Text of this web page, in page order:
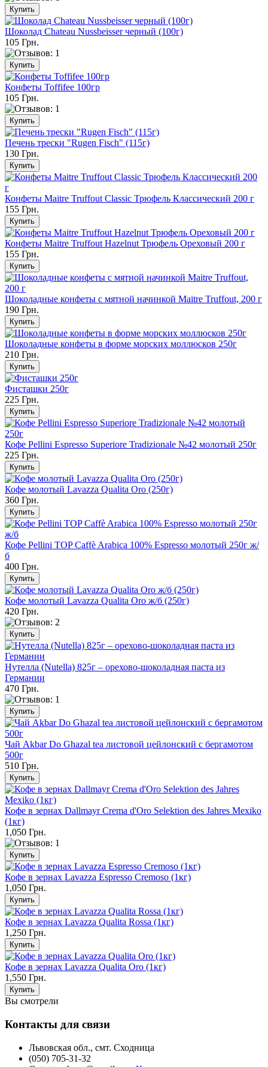
Шоколад Chateau Nussbeisser черный (100г)
105 Грн.
Конфеты Toffifee 100гр
105 Грн.
Печень трески "Rugen Fisch" (115г)
130 Грн.
Конфеты Maitre Truffout Classic Трюфель Классический 200 г
155 Грн.
Конфеты Maitre Truffout Hazelnut Трюфель Ореховый 200 г
155 Грн.
Шоколадные конфеты с мятной начинкой Maitre Truffout, 200 г
190 Грн.
Шоколадные конфеты в форме морских моллюсков 250г
210 Грн.
Фисташки 250г
225 Грн.
Кофе Pellini Espresso Superiore Tradizionale №42 молотый 250г
225 Грн.
Кофе молотый Lavazza Qualita Oro (250г)
360 Грн.
Кофе Pellini TOP Caffè Arabica 100% Espresso молотый 250г ж/
б
400 Грн.
Кофе молотый Lavazza Qualita Oro ж/б (250г)
420 Грн.
Нутелла (Nutella) 825г – орехово-шоколадная паста из
Германии
470 Грн.
Чай Akbar Do Ghazal tea листовой цейлонский с бергамотом
500г
510 Грн.
Кофе в зернах Dallmayr Crema d'Oro Selektion des Jahres Mexiko
(1кг)
1,050 Грн.
Кофе в зернах Lavazza Espresso Cremoso (1кг)
1,050 Грн.
Кофе в зернах Lavazza Qualita Rossa (1кг)
1,250 Грн.
Кофе в зернах Lavazza Qualita Oro (1кг)
1,550 Грн.
Вы смотрели
Контакты для связи
Львовская обл., смт. Сходница
(050) 705-31-32